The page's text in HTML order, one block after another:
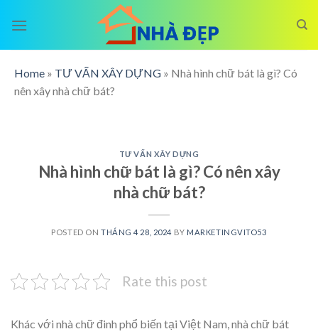
Home » TƯ VẤN XÂY DỰNG » Nhà hình chữ bát là gì? Có
nên xây nhà chữ bát?
TƯ VẤN XÂY DỰNG
Nhà hình chữ bát là gì? Có nên xây
nhà chữ bát?
POSTED ON THÁNG 4 28, 2024 BY MARKETINGVITO53
Rate this post
Khác với nhà chữ đinh phổ biến tại Việt Nam, nhà chữ bát